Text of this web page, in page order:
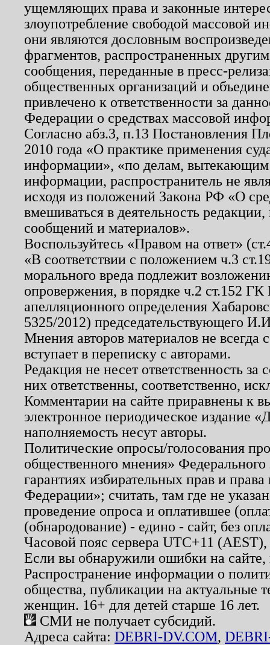
ущемляющих права и законные
злоупотребление свободой массовой
они являются дословным
фрагментов, распространенных
сообщения, переданные в пресс-
общественных организаций и
привлечено к ответственности за
Федерации о средствах массовой
Согласно абз.3, п.13 Постановления
2010 года «О практике применения
информации», «по делам, вытекающим
информации, распространитель не
исходя из положений Закона РФ «О
вмешиваться в деятельность
сообщений и материалов».
Воспользуйтесь «Правом на ответ»
«В соответствии с положением ч.3
морального вреда подлежит
опровержения, в порядке ч.2 ст.152
апелляционного определения
5325/2012) председательствующего
Мнения авторов материалов не
вступает в переписку с авторами.
Редакция не несет ответственность
них ответственны, соответственно,
Комментарии на сайте приравнены к
электронное периодическое издание
наполняемость несут авторы.
Политические опросы/голосования
общественного мнения»
гарантиях избирательных прав и
Федерации»; считать, там где не
проведение опроса и оплатившее
(обнародование) - едино - сайт, без
Часовой пояс сервера UTC+11
Если вы обнаружили ошибки на
Распространение информации о
общества, публикации на актуальные
женщин. 16+ для детей старше 16 лет.
СМИ не получает субсидий.
Адреса сайта: DEBRI-DV.COM,